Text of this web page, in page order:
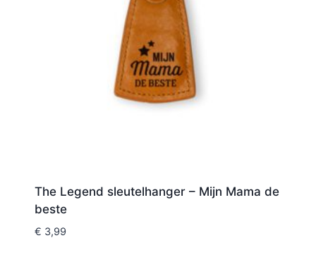
The Legend sleutelhanger – Mijn Mama de
beste
€ 3,99